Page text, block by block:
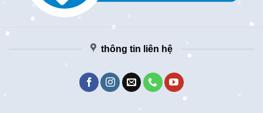
thông tin liên hệ